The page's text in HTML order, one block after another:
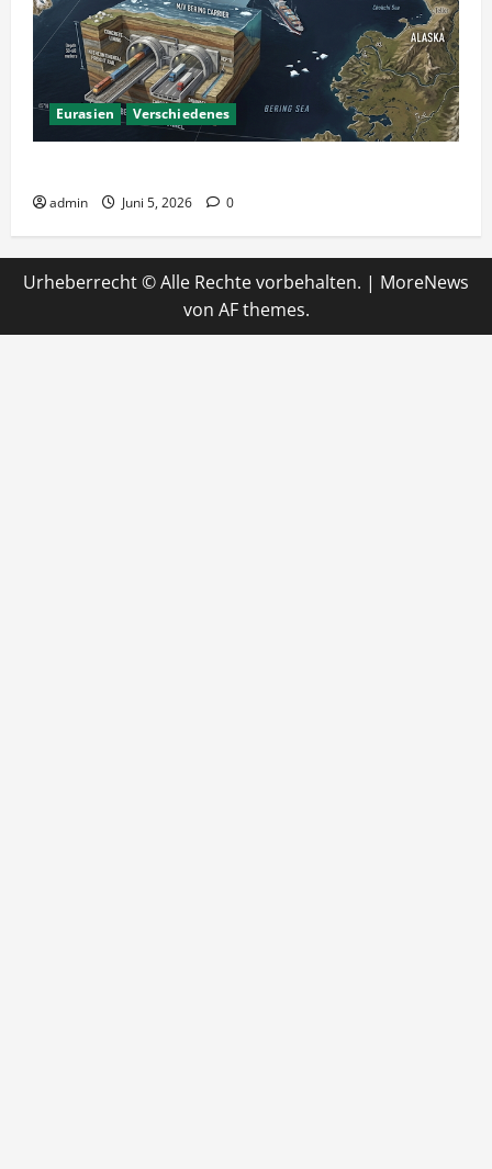
Eurasien Verschiedenes
admin Juni 5, 2026 0
Urheberrecht © Alle Rechte vorbehalten. | MoreNews
von AF themes.